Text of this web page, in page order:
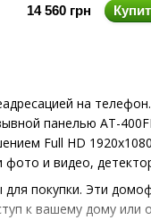
на
панелью AT-
Full HD
и видео,
для покупки. Эти
к вашему дому или
14 560 грн